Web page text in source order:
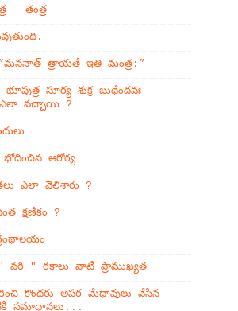
- తంత్ర
త్రాయతే ఇతి మంత్ర:”
సూర్య శుక్ర బుధేందవః -
ఎలా వచ్చాయి ?
ఆరోగ్య
ఎలా వెలిశారు ?
క్షణికం ?
" రకాలు వాటి ప్రాముఖ్యత
కొందరు అపర మేధావులు వేసిన
సమాధానలు...